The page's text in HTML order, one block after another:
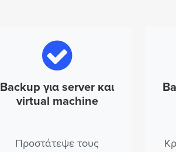
Backup για server και
virtual machine
Προστάτεψε τους